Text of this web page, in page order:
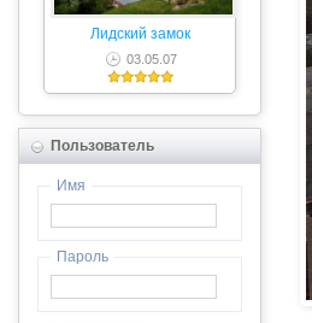
Лидский замок
03.05.07
Пользователь
Имя
Пароль